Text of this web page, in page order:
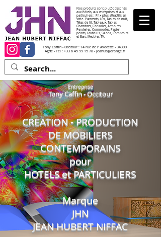
Nos produits sont plutôt destinés
aux hôtels, aux entreprises et aux
particuliers : Prix plus attractifs en
série. Paravents, Lits, Tables de nuit,
Têtes de lit, Tableaux, Tables,
Chambres, Consoles, Armoires,
Penderies, Commodes, Papier
peints, Fauteuils, Salons, Comptoirs
et Bars, Meubles TV.
Tony Caffin - Occitour : 14 rue de l' Avocette - 34300
Agde - Tél : +33 6 45 99 15 78- jeahub@orange.fr
Entreprise
Tony Caffin - Occitour
CREATION - PRODUCTION
DE MOBILIERS
CONTEMPORAINS
pour
HOTELS et PARTICULIERS
Marque
JHN
JEAN HUBERT NIFFAC